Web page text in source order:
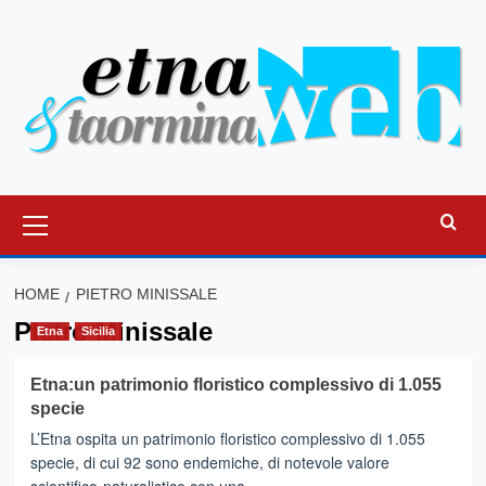
principale
HOME PIETRO MINISSALE
Pietro Minissale
Etna Sicilia
Etna:un patrimonio floristico complessivo di 1.055
specie
L’Etna ospita un patrimonio floristico complessivo di 1.055
specie, di cui 92 sono endemiche, di notevole valore